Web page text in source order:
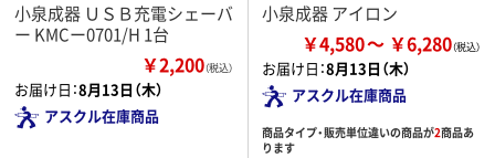
小泉成器 ＵＳＢ充電シェーバ
ー KMCー0701/H 1台
￥2,200（税込）
お届け日：8月13日（木）
アスクル在庫商品
小泉成器 アイロン
￥4,580 ￥6,280
お届け日：8月13日（木）
アスクル在庫商品
商品タイプ・販売単位違いの商品が2商品あ
ります